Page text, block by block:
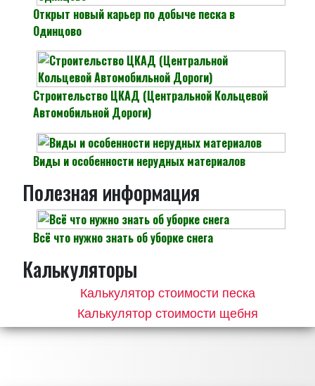
Открыт новый карьер по добыче песка в
Одинцово
Строительство ЦКАД (Центральной Кольцевой
Автомобильной Дороги)
Виды и особенности нерудных материалов
Полезная информация
Всё что нужно знать об уборке снега
Калькуляторы
Калькулятор стоимости песка
Калькулятор стоимости щебня